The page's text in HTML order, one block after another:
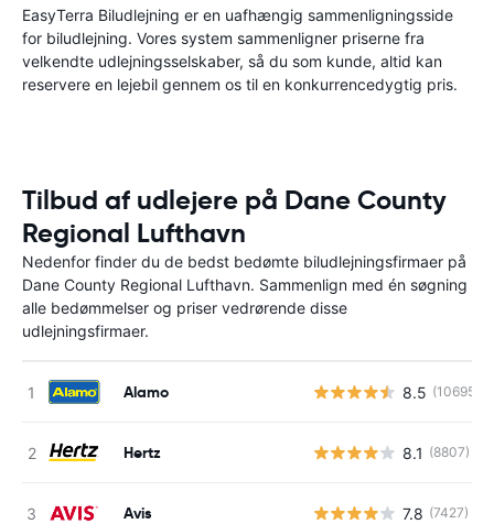
EasyTerra Biludlejning er en uafhængig sammenligningsside
for biludlejning. Vores system sammenligner priserne fra
velkendte udlejningsselskaber, så du som kunde, altid kan
reservere en lejebil gennem os til en konkurrencedygtig pris.
Tilbud af udlejere på Dane County
Regional Lufthavn
Nedenfor finder du de bedst bedømte biludlejningsfirmaer på
Dane County Regional Lufthavn. Sammenlign med én søgning
alle bedømmelser og priser vedrørende disse
udlejningsfirmaer.
Alamo 8.5 (10695)
Hertz 8.1 (8807)
Avis 7.8 (7427)